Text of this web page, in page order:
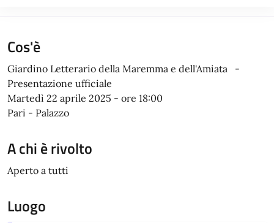
Cos'è
Giardino Letterario della Maremma e dell'Amiata -
Presentazione ufficiale
Martedì 22 aprile 2025 - ore 18:00
Pari - Palazzo
A chi è rivolto
Aperto a tutti
Luogo